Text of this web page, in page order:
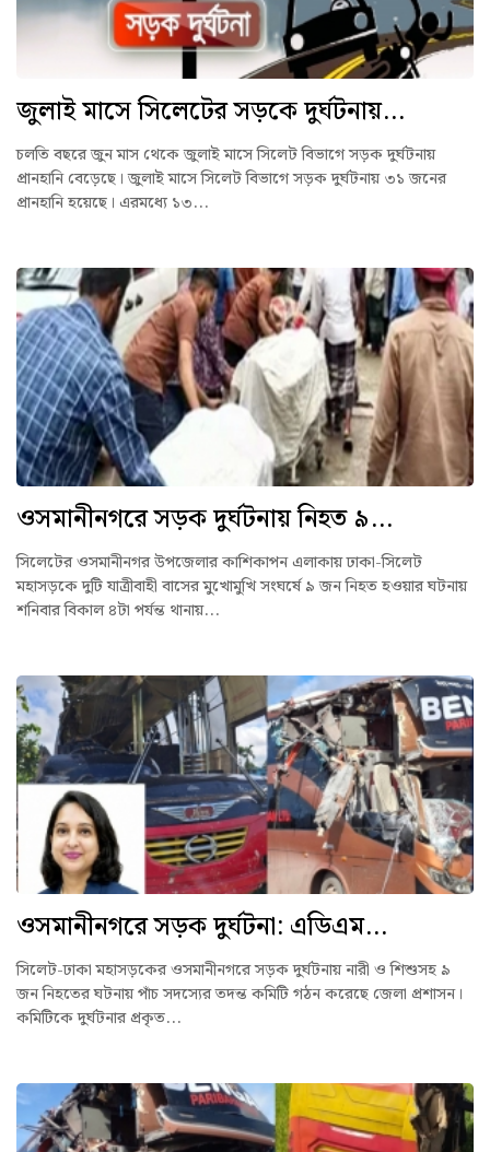
জুলাই মাসে সিলেটের সড়কে দুর্ঘটনায়...
চলতি বছরে জুন মাস থেকে জুলাই মাসে সিলেট বিভাগে সড়ক দুর্ঘটনায়
প্রানহানি বেড়েছে। জুলাই মাসে সিলেট বিভাগে সড়ক দুর্ঘটনায় ৩১ জনের
প্রানহানি হয়েছে। এরমধ্যে ১৩...
ওসমানীনগরে সড়ক দুর্ঘটনায় নিহত ৯...
সিলেটের ওসমানীনগর উপজেলার কাশিকাপন এলাকায় ঢাকা-সিলেট
মহাসড়কে দুটি যাত্রীবাহী বাসের মুখোমুখি সংঘর্ষে ৯ জন নিহত হওয়ার ঘটনায়
শনিবার বিকাল ৪টা পর্যন্ত থানায়...
ওসমানীনগরে সড়ক দুর্ঘটনা: এডিএম...
সিলেট-ঢাকা মহাসড়কের ওসমানীনগরে সড়ক দুর্ঘটনায় নারী ও শিশুসহ ৯
জন নিহতের ঘটনায় পাঁচ সদস্যের তদন্ত কমিটি গঠন করেছে জেলা প্রশাসন।
কমিটিকে দুর্ঘটনার প্রকৃত...